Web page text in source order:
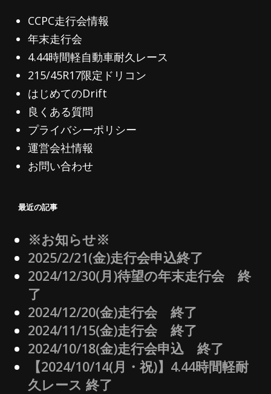
CCPC走行会情報
年末走行会
4.44時間軽自動車耐久レース
215/45R17限定ドリコン
はじめてのDrift
良くある質問
プライバシーポリシー
運営会社情報
お問い合わせ
最近の記事
※お知らせ※
2025/2/21(金)走行会申込終了
2024/12/30(月)待望の年末走行会 終
了
2024/12/20(金)走行会 終了
2024/11/15(金)走行会 終了
2024/10/18(金)走行会申込 終了
【2024/10/14(月・祝)】4.44時間軽耐
久レース 終了